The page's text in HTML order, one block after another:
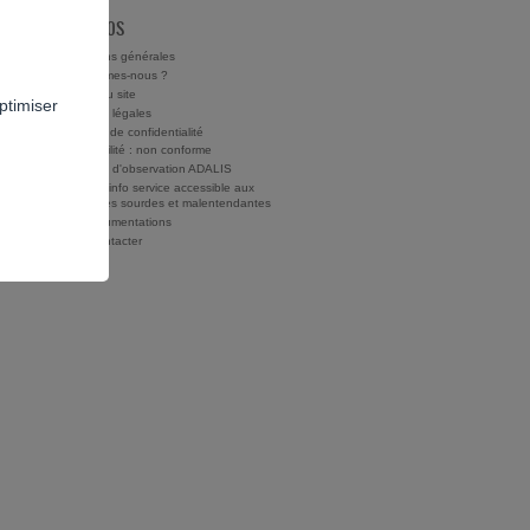
À PROPOS
Conditions générales
Qui sommes-nous ?
Charte du site
Mentions légales
Politique de confidentialité
Accessibilité : non conforme
Rapports d'observation ADALIS
Drogues info service accessible aux
personnes sourdes et malentendantes
Nos documentations
Nous contacter